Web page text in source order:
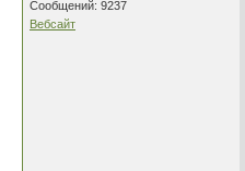
Сообщений: 9237
Вебсайт